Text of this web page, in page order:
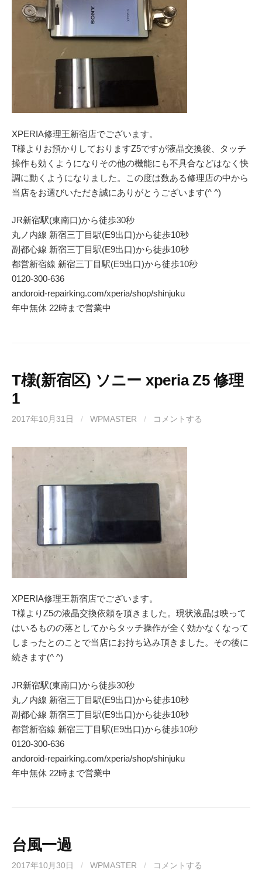
XPERIA修理王新宿店でございます。
T様よりお預かりしておりますZ5ですが液晶交換後、タッチ
操作も効くようになりその他の機能にも不具合などはなく快
調に動くようになりました。この度は数ある修理店の中から
当店をお選びいただき誠にありがとうございます(^ ^)
JR新宿駅(東南口)から徒歩30秒
丸ノ内線 新宿三丁目駅(E9出口)から徒歩10秒
副都心線 新宿三丁目駅(E9出口)から徒歩10秒
都営新宿線 新宿三丁目駅(E9出口)から徒歩10秒
0120-300-636
andoroid-repairking.com/xperia/shop/shinjuku
年中無休 22時まで営業中
T様(新宿区) ソニー xperia Z5 修理
1
2017年10月31日 / WPMASTER / コメントする
XPERIA修理王新宿店でございます。
T様よりZ5の液晶交換依頼を頂きました。現状液晶は映って
はいるものの落としてからタッチ操作が全く効かなくなって
しまったとのことで当店にお持ち込み頂きました。その後に
続きます(^ ^)
JR新宿駅(東南口)から徒歩30秒
丸ノ内線 新宿三丁目駅(E9出口)から徒歩10秒
副都心線 新宿三丁目駅(E9出口)から徒歩10秒
都営新宿線 新宿三丁目駅(E9出口)から徒歩10秒
0120-300-636
andoroid-repairking.com/xperia/shop/shinjuku
年中無休 22時まで営業中
台風一過
2017年10月30日 / WPMASTER / コメントする